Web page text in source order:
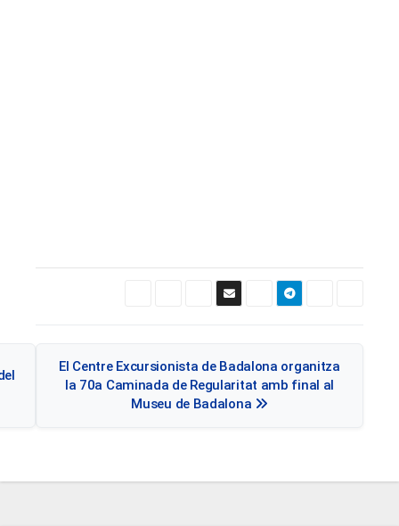
El Centre Excursionista de Badalona organitza
la 70a Caminada de Regularitat amb final al
Museu de Badalona